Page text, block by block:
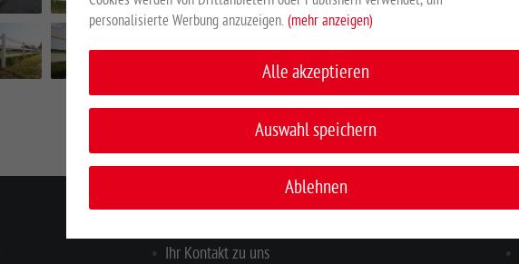
INFORMATIONEN
Ihr Kontakt zu uns
personalisierte Werbung anzuzeigen. (mehr anzeigen)
Alle akzeptieren
Auswahl speichern
Ablehnen